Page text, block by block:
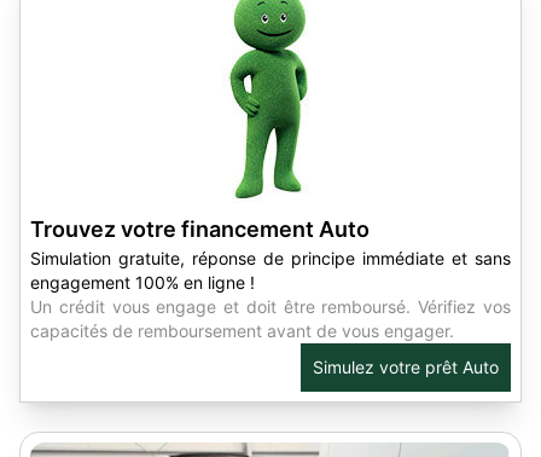
Trouvez votre financement Auto
Simulation gratuite, réponse de principe immédiate et sans
engagement 100% en ligne !
Un crédit vous engage et doit être remboursé. Vérifiez vos
capacités de remboursement avant de vous engager.
Simulez votre prêt Auto